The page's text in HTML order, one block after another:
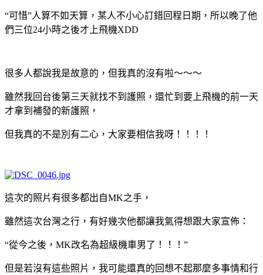
“可惜”人算不如天算，某人不小心訂錯回程日期，所以晚了他
們三位24小時之後才上飛機XDD
很多人都說我是故意的，但我真的沒有啦～～～
雖然我回台後第三天就找不到護照，還忙到要上飛機的前一天
才拿到補發的新護照，
但我真的不是別有二心，大家要相信我呀！！！！
這次的照片有很多都出自MK之手，
雖然這次台灣之行，有好幾次他都讓我氣得想跟大家宣佈：
“從今之後，MK改名為超級機車男了！！！”
但是若沒有這些照片，我可能還真的回想不起那麼多事情和行